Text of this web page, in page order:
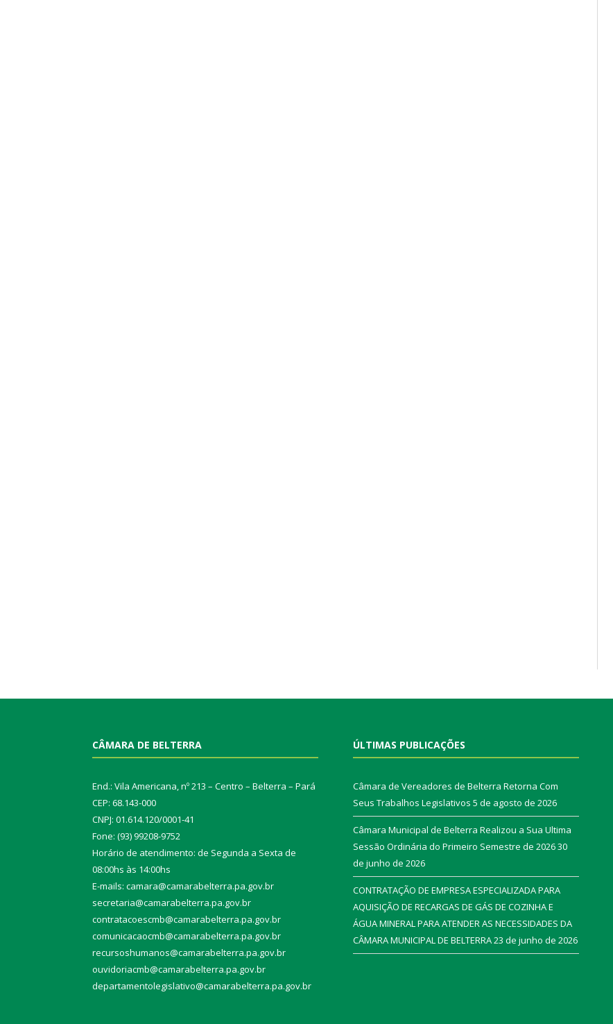
CÂMARA DE BELTERRA
End.: Vila Americana, nº 213 – Centro – Belterra – Pará
CEP: 68.143-000
CNPJ: 01.614.120/0001-41
Fone: (93) 99208-9752
Horário de atendimento: de Segunda a Sexta de
08:00hs às 14:00hs
E-mails: camara@camarabelterra.pa.gov.br
secretaria@camarabelterra.pa.gov.br
contratacoescmb@camarabelterra.pa.gov.br
comunicacaocmb@camarabelterra.pa.gov.br
recursoshumanos@camarabelterra.pa.gov.br
ouvidoriacmb@camarabelterra.pa.gov.br
departamentolegislativo@camarabelterra.pa.gov.br
ÚLTIMAS PUBLICAÇÕES
Câmara de Vereadores de Belterra Retorna Com
Seus Trabalhos Legislativos 5 de agosto de 2026
Câmara Municipal de Belterra Realizou a Sua Ultima
Sessão Ordinária do Primeiro Semestre de 202630
de junho de 2026
CONTRATAÇÃO DE EMPRESA ESPECIALIZADA PARA
AQUISIÇÃO DE RECARGAS DE GÁS DE COZINHA E
ÁGUA MINERAL PARA ATENDER AS NECESSIDADES DA
CÂMARA MUNICIPAL DE BELTERRA23 de junho de 2026